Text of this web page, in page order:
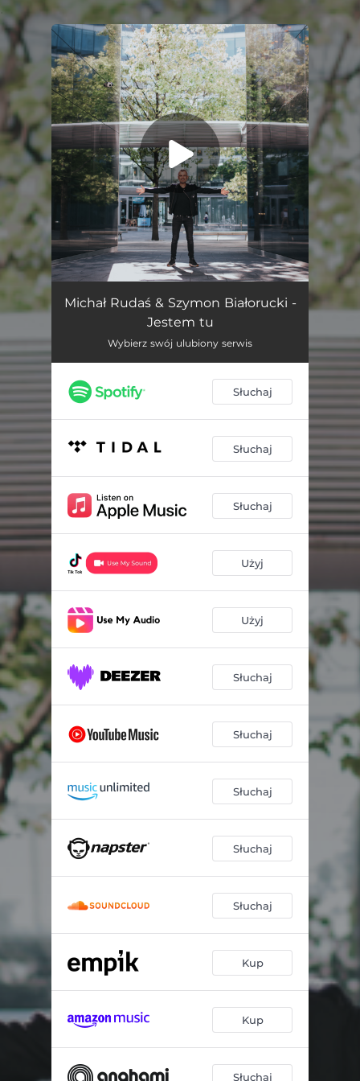
You're all set!
Jestem Tu 03:51
Michał Rudaś & Szymon Białorucki -
Jestem tu
Wybierz swój ulubiony serwis
Słuchaj
Słuchaj
Słuchaj
Użyj
Użyj
Słuchaj
Słuchaj
Słuchaj
Słuchaj
Słuchaj
Kup
Kup
Słuchaj